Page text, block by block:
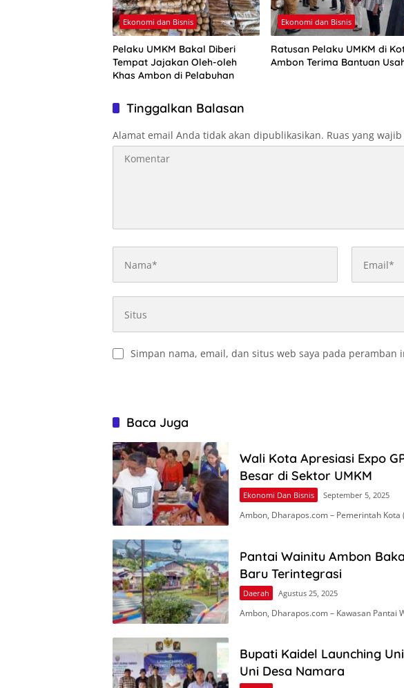
Ekonomi dan Bisnis
Pelaku UMKM Bakal Diberi
Tempat Jajakan Oleh-oleh
Khas Ambon di Pelabuhan
Ekonomi dan Bisnis
Ratusan Pelaku UMKM di
Ambon Terima Bantuan
Tinggalkan Balasan
Alamat email Anda tidak akan dipublikasikan. Ruas yang
Simpan nama, email, dan situs web saya pada
Baca Juga
Wali Kota Apresiasi Expo
Besar di Sektor UMKM
Ekonomi Dan Bisnis September 5, 2025
Ambon, Dharapos.com – Pemerintah
Pantai Wainitu Ambon
Baru Terintegrasi
Daerah Agustus 25, 2025
Ambon, Dharapos.com – Kawasan Pantai
Bupati Kaidel Launching
Uni Desa Namara